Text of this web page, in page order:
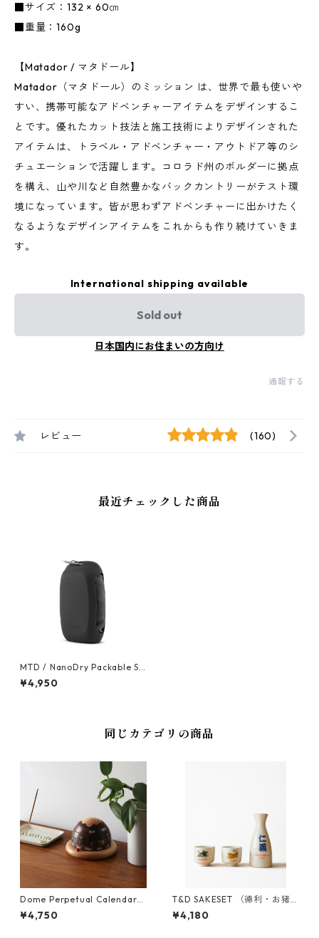
■サイズ：132 × 60㎝
■重量：160g
【Matador / マタドール】
Matador（マタドール）のミッション は、世界で最も使いや
すい、携帯可能なアドベンチャーアイテムをデザインするこ
とです。優れたカット技法と施工技術によりデザインされた
アイテムは、トラベル・アドベンチャー・アウトドア等のシ
チュエーションで活躍します。コロラド州のボルダーに拠点
を構え、山や川など自然豊かなバックカントリーがテスト環
境になっています。皆が思わずアドベンチャーに出かけたく
なるようなデザインアイテムをこれからも作り続けていきま
す。
International shipping available
Sold out
日本国内にお住まいの方向け
通報する
レビュー (160)
最近チェックした商品
MTD / NanoDry Packable Sh
ower Towel (Large) /ナノド
ライ シャワータオル L
¥4,950
同じカテゴリの商品
Dome Perpetual Calendar
（万年カレンダー）
¥4,750
T&D SAKESET （徳利・お猪
口）
¥4,180